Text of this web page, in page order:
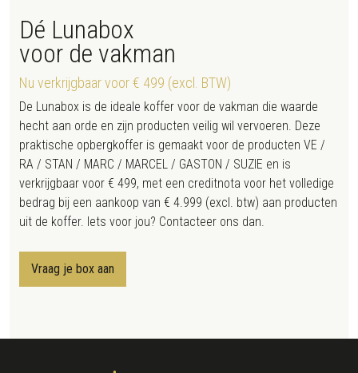
Dé Lunabox
voor de vakman
Nu verkrijgbaar voor € 499 (excl. BTW)
De Lunabox is de ideale koffer voor de vakman die waarde
hecht aan orde en zijn producten veilig wil vervoeren. Deze
praktische opbergkoffer is gemaakt voor de producten VE /
RA / STAN / MARC / MARCEL / GASTON / SUZIE en is
verkrijgbaar voor € 499, met een creditnota voor het volledige
bedrag bij een aankoop van € 4.999 (excl. btw) aan producten
uit de koffer. Iets voor jou? Contacteer ons dan.
Vraag je box aan